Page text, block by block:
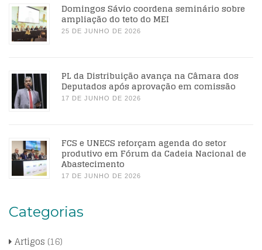
Domingos Sávio coordena seminário sobre
ampliação do teto do MEI
25 DE JUNHO DE 2026
PL da Distribuição avança na Câmara dos
Deputados após aprovação em comissão
17 DE JUNHO DE 2026
FCS e UNECS reforçam agenda do setor
produtivo em Fórum da Cadeia Nacional de
Abastecimento
17 DE JUNHO DE 2026
Categorias
Artigos (16)